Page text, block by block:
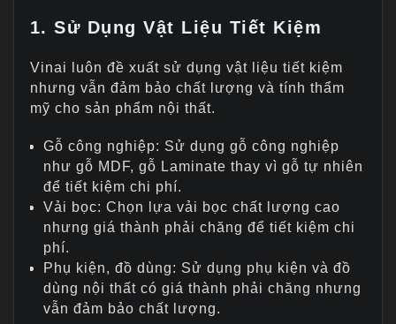
1. Sử Dụng Vật Liệu Tiết Kiệm
Vinai luôn đề xuất sử dụng vật liệu tiết kiệm
nhưng vẫn đảm bảo chất lượng và tính thẩm
mỹ cho sản phẩm nội thất.
Gỗ công nghiệp: Sử dụng gỗ công nghiệp
như gỗ MDF, gỗ Laminate thay vì gỗ tự nhiên
để tiết kiệm chi phí.
Vải bọc: Chọn lựa vải bọc chất lượng cao
nhưng giá thành phải chăng để tiết kiệm chi
phí.
Phụ kiện, đồ dùng: Sử dụng phụ kiện và đồ
dùng nội thất có giá thành phải chăng nhưng
vẫn đảm bảo chất lượng.